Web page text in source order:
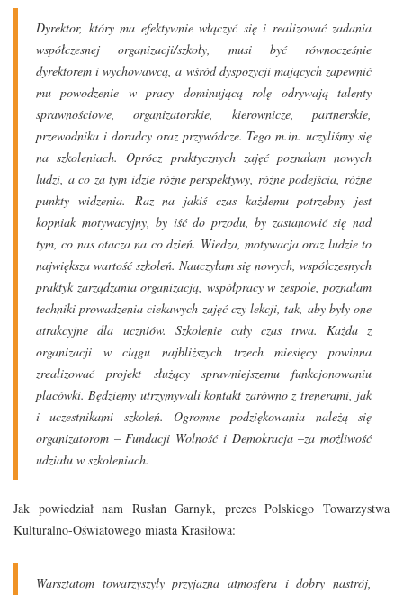
Dyrektor, który ma efektywnie włączyć się i realizować zadania
współczesnej organizacji/szkoły, musi być równocześnie
dyrektorem i wychowawcą, a wśród dyspozycji mających zapewnić
mu powodzenie w pracy dominującą rolę odrywają talenty
sprawnościowe, organizatorskie, kierownicze, partnerskie,
przewodnika i doradcy oraz przywódcze. Tego m.in. uczyliśmy się
na szkoleniach. Oprócz praktycznych zajęć poznałam nowych
ludzi, a co za tym idzie różne perspektywy, różne podejścia, różne
punkty widzenia. Raz na jakiś czas każdemu potrzebny jest
kopniak motywacyjny, by iść do przodu, by zastanowić się nad
tym, co nas otacza na co dzień. Wiedza, motywacja oraz ludzie to
największa wartość szkoleń. Nauczyłam się nowych, współczesnych
praktyk zarządzania organizacją, współpracy w zespole, poznałam
techniki prowadzenia ciekawych zajęć czy lekcji, tak, aby były one
atrakcyjne dla uczniów. Szkolenie cały czas trwa. Każda z
organizacji w ciągu najbliższych trzech miesięcy powinna
zrealizować projekt służący sprawniejszemu funkcjonowaniu
placówki. Będziemy utrzymywali kontakt zarówno z trenerami, jak
i uczestnikami szkoleń. Ogromne podziękowania należą się
organizatorom – Fundacji Wolność i Demokracja –za możliwość
udziału w szkoleniach.
Jak powiedział nam Rusłan Garnyk, prezes Polskiego Towarzystwa
Kulturalno-Oświatowego miasta Krasiłowa:
Warsztatom towarzyszyły przyjazna atmosfera i dobry nastrój,